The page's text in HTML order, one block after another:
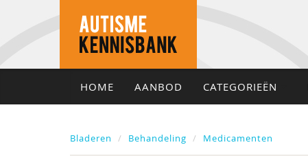
HOME AANBOD CATEGORIEËN
Bladeren Behandeling Medicamenten